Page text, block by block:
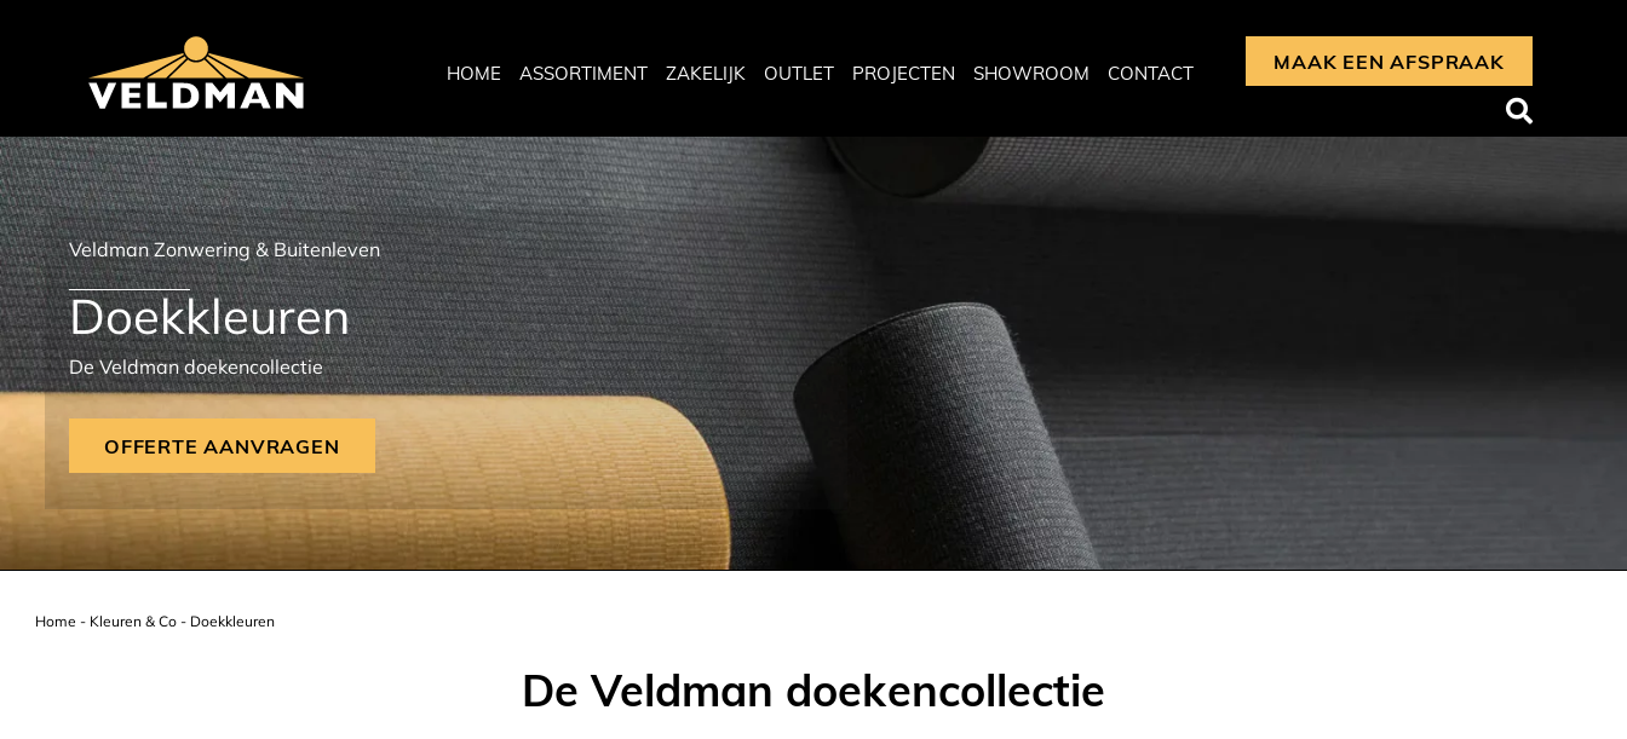
HOME ASSORTIMENT ZAKELIJK OUTLET PROJECTEN SHOWROOM CONTACT MAAK EEN AFSPRAAK
Veldman Zonwering & Buitenleven
Doekkleuren
De Veldman doekencollectie
OFFERTE AANVRAGEN
Home - Kleuren & Co - Doekkleuren
De Veldman doekencollectie